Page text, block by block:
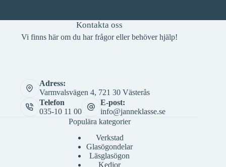
Kontakta oss
Vi finns här om du har frågor eller behöver hjälp!
Adress:
Varmvalsvägen 4, 721 30 Västerås
Telefon
035-10 11 00
E-post:
info@janneklasse.se
Populära kategorier
Verkstad
Glasögondelar
Läsglasögon
Kedjor